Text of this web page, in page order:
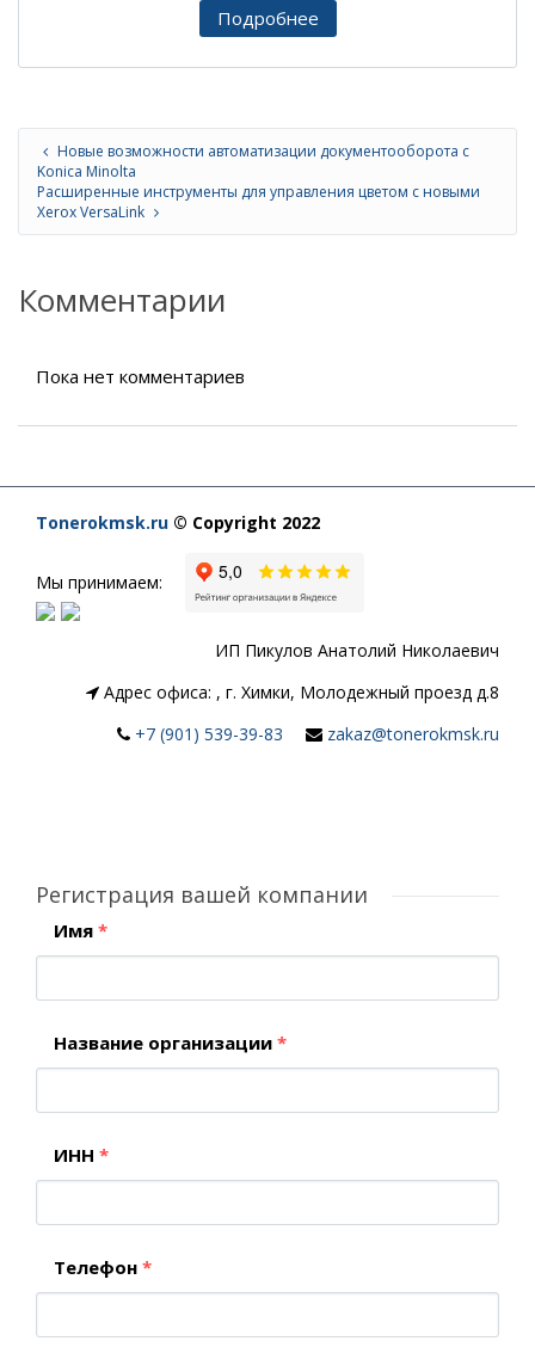
Подробнее
Новые возможности автоматизации документооборота с
Konica Minolta
Расширенные инструменты для управления цветом с новыми
Xerox VersaLink
Комментарии
Пока нет комментариев
Tonerokmsk.ru © Copyright 2022
Мы принимаем:
ИП Пикулов Анатолий Николаевич
Адрес офиса: , г. Химки, Молодежный проезд д.8
+7 (901) 539-39-83
zakaz@tonerokmsk.ru
Регистрация вашей компании
Имя *
Название организации *
ИНН *
Телефон *